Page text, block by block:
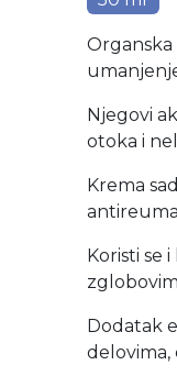
Organska
Njegovi
otoka i
Krema
Koristi se
Dodatak
delovima,